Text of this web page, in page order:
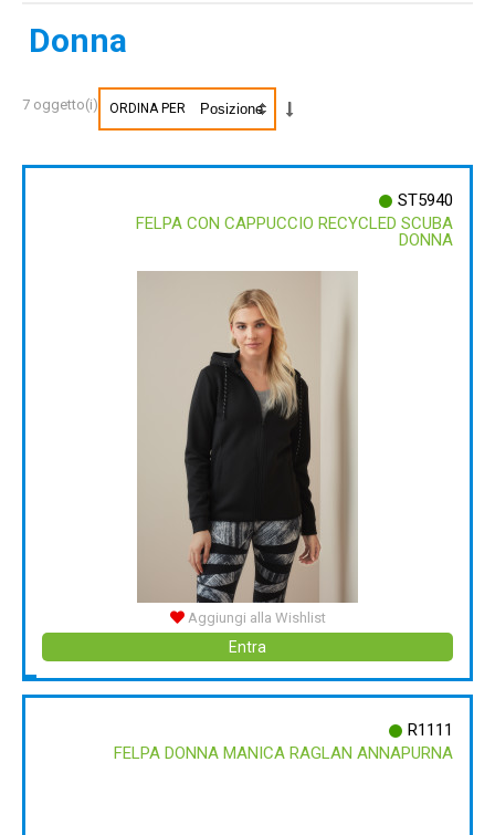
Donna
7 oggetto(i) ORDINA PER
ST5940
FELPA CON CAPPUCCIO RECYCLED SCUBA
DONNA
Aggiungi alla Wishlist
Entra
R1111
FELPA DONNA MANICA RAGLAN ANNAPURNA